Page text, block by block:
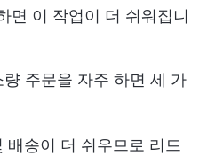
면 이 작업이 더 쉬워집니
주문을 자주 하면 세 가
배송이 더 쉬우므로 리드